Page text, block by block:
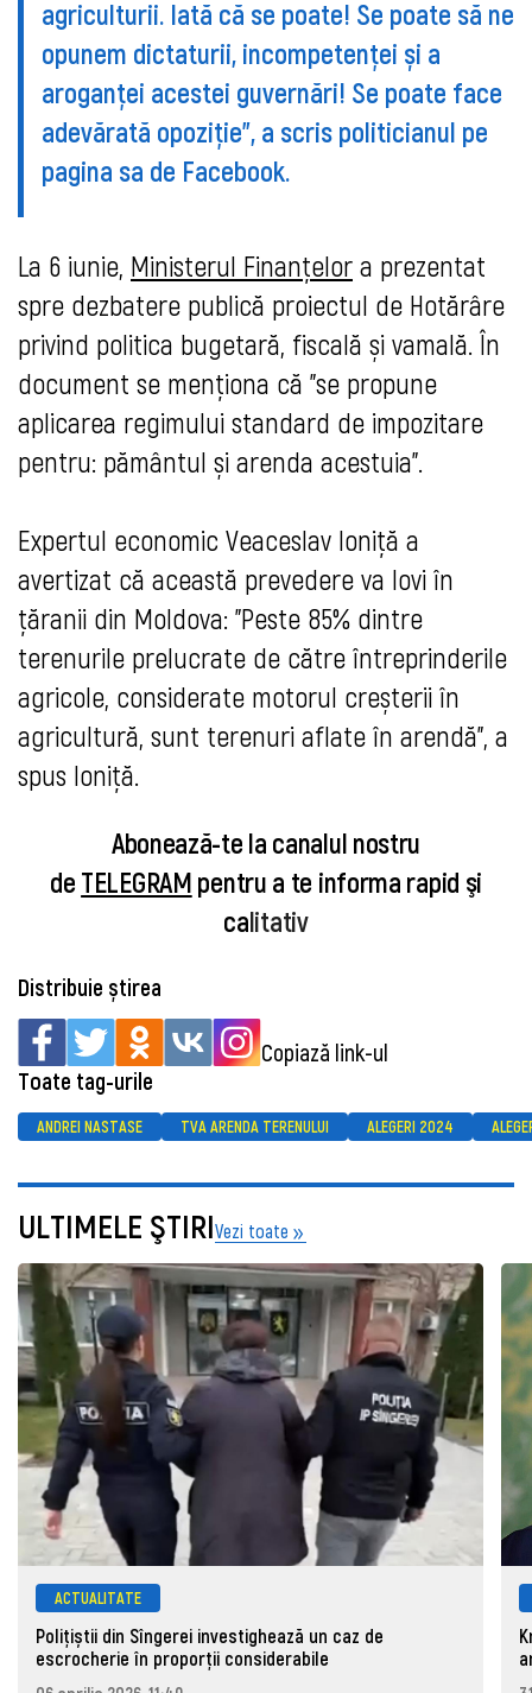
agriculturii. Iată că se poate! Se poate să ne
opunem dictaturii, incompetenței și a
aroganței acestei guvernări! Se poate face
adevărată opoziție”, a scris politicianul pe
pagina sa de Facebook.
La 6 iunie, Ministerul Finanțelor a prezentat
spre dezbatere publică proiectul de Hotărâre
privind politica bugetară, fiscală și vamală. În
document se menționa că ”se propune
aplicarea regimului standard de impozitare
pentru: pământul și arenda acestuia”.
Expertul economic Veaceslav Ioniță a
avertizat că această prevedere va lovi în
țăranii din Moldova: ”Peste 85% dintre
terenurile prelucrate de către întreprinderile
agricole, considerate motorul creșterii în
agricultură, sunt terenuri aflate în arendă”, a
spus Ioniță.
Abonează-te la canalul nostru
de TELEGRAM pentru a te informa rapid şi
calitativ
Distribuie știrea
Copiază link-ul
Toate tag-urile
ANDREI NASTASE TVA ARENDA TERENULUI ALEGERI 2024
ULTIMELE ŞTIRIVezi toate
ACTUALITATE
Polițiștii din Sîngerei investighează un caz de
escrocherie în proporții considerabile